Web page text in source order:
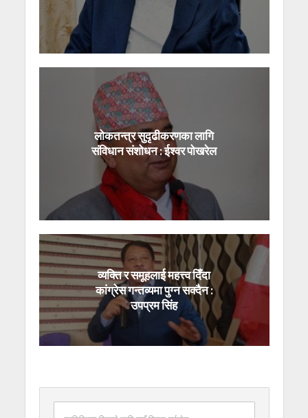
लोकतन्त्र सुदृढीकरणका लागि
संविधान संशोधन : ईश्वर पोखरेल
व्यक्ति र समूहलाई महत्त्व दिँदा
कांग्रेस गन्तव्यमा पुग्न सक्दैन :
उपप्रम सिंह